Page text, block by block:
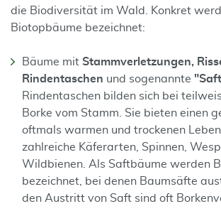
die Biodiversität im Wald. Konkret
Biotopbäume bezeichnet:
Bäume mit Stammverletzungen,
Rindentaschen und sogenannte
Rindentaschen bilden sich bei
Borke vom Stamm. Sie bieten einen
oftmals warmen und trockenen
zahlreiche Käferarten, Spinnen,
Wildbienen. Als Saftbäume werden
bezeichnet, bei denen Baumsäfte
den Austritt von Saft sind oft